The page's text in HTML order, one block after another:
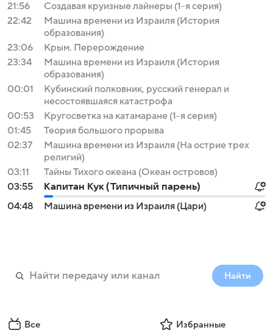
21:56
Создавая круизные лайнеры (1-я серия)
22:42
Машина времени из Израиля (История
образования)
23:06
Крым. Перерождение
23:34
Машина времени из Израиля (История
образования)
00:01
Кубинский полковник, русский генерал и
несостоявшаяся катастрофа
00:53
Кругосветка на катамаране (1-я серия)
01:45
Теория большого прорыва
02:37
Машина времени из Израиля (На острие трех
религий)
03:11
Тайны Тихого океана (Океан островов)
03:55
Капитан Кук (Типичный парень)
04:48
Машина времени из Израиля (Цари)
Найти
Все Избранные